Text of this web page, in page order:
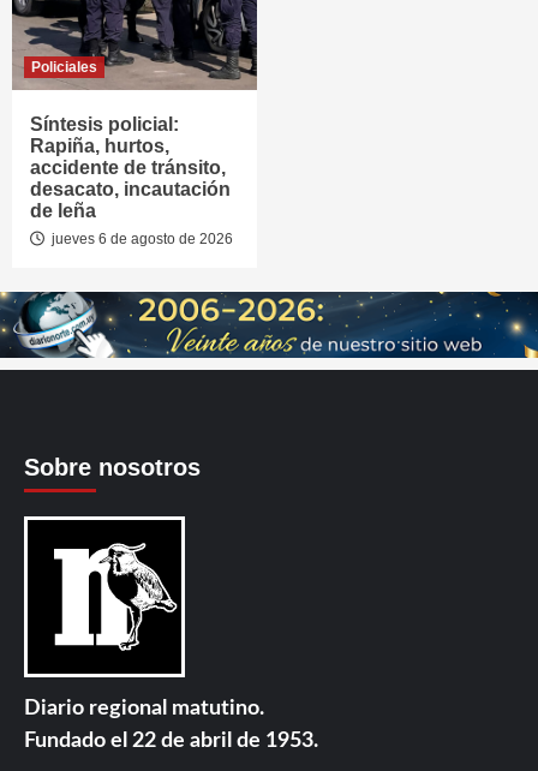
Policiales
Síntesis policial:
Rapiña, hurtos,
accidente de tránsito,
desacato, incautación
de leña
jueves 6 de agosto de 2026
Sobre nosotros
Diario regional matutino.
Fundado el 22 de abril de 1953.